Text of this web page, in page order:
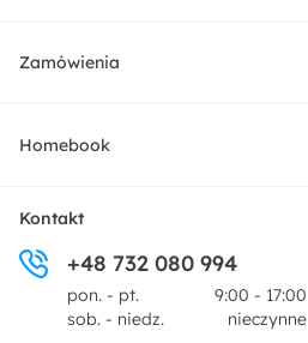
Meble
Dekoracje i akcesoria
Zamówienia
Dostawa
Zwroty
Pytania i odpowiedzi
Homebook
O nas
Centrum prasowe
Kontakt
+48 732 080 994
pon. - pt.
9:00 - 17:00
sob. - niedz.
nieczynne